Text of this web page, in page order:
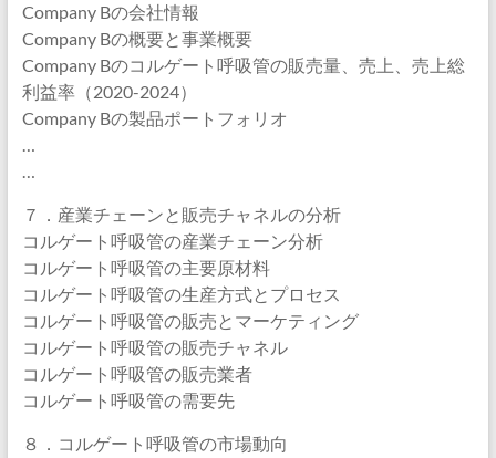
Company Bの会社情報
Company Bの概要と事業概要
Company Bのコルゲート呼吸管の販売量、売上、売上総
利益率（2020-2024）
Company Bの製品ポートフォリオ
…
…
７．産業チェーンと販売チャネルの分析
コルゲート呼吸管の産業チェーン分析
コルゲート呼吸管の主要原材料
コルゲート呼吸管の生産方式とプロセス
コルゲート呼吸管の販売とマーケティング
コルゲート呼吸管の販売チャネル
コルゲート呼吸管の販売業者
コルゲート呼吸管の需要先
８．コルゲート呼吸管の市場動向